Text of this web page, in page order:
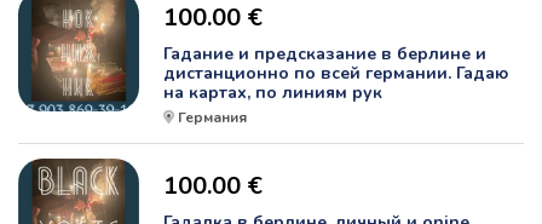
100.00 €
Гадание и предсказание в берлине и
дистанционно по всей германии. Гадаю
на картах, по линиям рук
Германия
100.00 €